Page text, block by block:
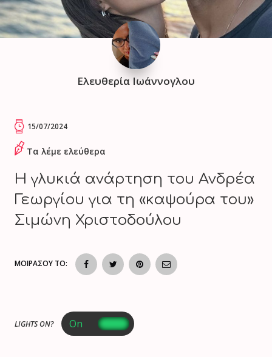
Ελευθερία Ιωάννογλου
15/07/2024
Τα λέμε ελεύθερα
Η γλυκιά ανάρτηση του Ανδρέα
Γεωργίου για τη «καψούρα του»
Σιμώνη Χριστοδούλου
ΜΟΙΡΑΣΟΥ ΤΟ:
LIGHTS ON?